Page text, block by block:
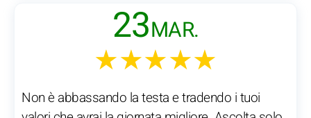
23MAR.
★★★★★
Non è abbassando la testa e tradendo i tuoi